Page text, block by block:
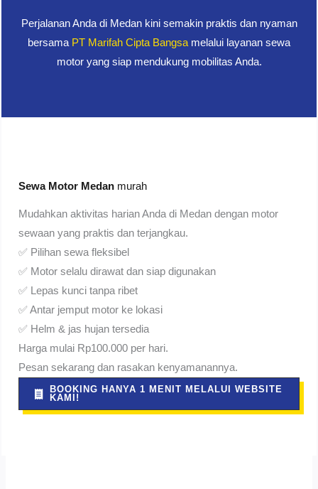
Perjalanan Anda di Medan kini semakin praktis dan nyaman
bersama PT Marifah Cipta Bangsa melalui layanan sewa
motor yang siap mendukung mobilitas Anda.
Sewa Motor Medan murah
Mudahkan aktivitas harian Anda di Medan dengan motor
sewaan yang praktis dan terjangkau.
✅ Pilihan sewa fleksibel
✅ Motor selalu dirawat dan siap digunakan
✅ Lepas kunci tanpa ribet
✅ Antar jemput motor ke lokasi
✅ Helm & jas hujan tersedia
Harga mulai Rp100.000 per hari.
Pesan sekarang dan rasakan kenyamanannya.
BOOKING HANYA 1 MENIT MELALUI WEBSITE
KAMI!